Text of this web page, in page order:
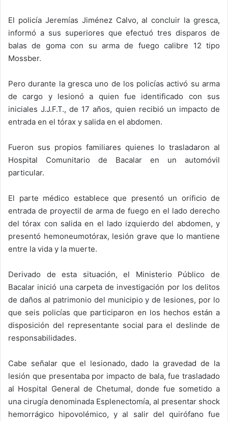
El policía Jeremías Jiménez Calvo, al concluir la gresca,
informó a sus superiores que efectuó tres disparos de
balas de goma con su arma de fuego calibre 12 tipo
Mossber.
Pero durante la gresca uno de los policías activó su arma
de cargo y lesionó a quien fue identificado con sus
iniciales J.J.F.T., de 17 años, quien recibió un impacto de
entrada en el tórax y salida en el abdomen.
Fueron sus propios familiares quienes lo trasladaron al
Hospital Comunitario de Bacalar en un automóvil
particular.
El parte médico establece que presentó un orificio de
entrada de proyectil de arma de fuego en el lado derecho
del tórax con salida en el lado izquierdo del abdomen, y
presentó hemoneumotórax, lesión grave que lo mantiene
entre la vida y la muerte.
Derivado de esta situación, el Ministerio Público de
Bacalar inició una carpeta de investigación por los delitos
de daños al patrimonio del municipio y de lesiones, por lo
que seis policías que participaron en los hechos están a
disposición del representante social para el deslinde de
responsabilidades.
Cabe señalar que el lesionado, dado la gravedad de la
lesión que presentaba por impacto de bala, fue trasladado
al Hospital General de Chetumal, donde fue sometido a
una cirugía denominada Esplenectomía, al presentar shock
hemorrágico hipovolémico, y al salir del quirófano fue